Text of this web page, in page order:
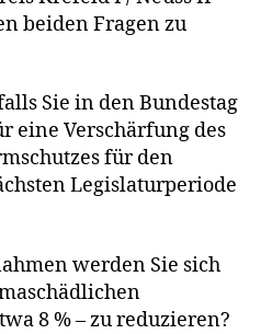
beiden Fragen zu
Sie in den Bundestag
eine Verschärfung des
für den
Legislaturperiode
werden Sie sich
8 % – zu reduzieren?